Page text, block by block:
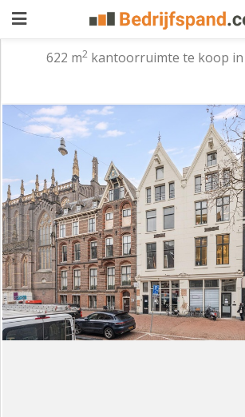
aanbieden
Pand
zoeken
Waarom
adverteren
Premium
adverteren
Blog
Registreren
Login
622 m2kantoorruimte te koop in